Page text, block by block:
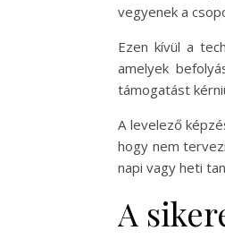
vegyenek a
Ezen kívül a
amelyek
támogatást
A levelező
hogy nem
napi vagy heti
A